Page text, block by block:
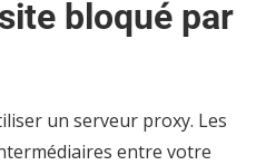
bloqué par
un serveur proxy. Les
entre votre